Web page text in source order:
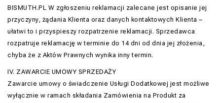
BISMUTH.PL W zgłoszeniu reklamacji zalecane jest opisanie jej
przyczyny, żądania Klienta oraz danych kontaktowych Klienta –
ułatwi to i przyspieszy rozpatrzenie reklamacji. Sprzedawca
rozpatruje reklamację w terminie do 14 dni od dnia jej złożenia,
chyba że z Aktów Prawnych wynika inny termin.
IV. ZAWARCIE UMOWY SPRZEDAŻY
Zawarcie umowy o świadczenie Usługi Dodatkowej jest możliwe
wyłącznie w ramach składania Zamówienia na Produkt za